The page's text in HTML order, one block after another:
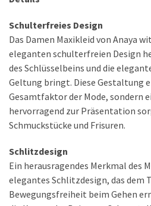
Schulterfreies Design
Das Damen Maxikleid von Anaya
eleganten schulterfreien Design
des Schlüsselbeins und die
Geltung bringt. Diese Gestaltung
Gesamtfaktor der Mode, sondern
hervorragend zur Präsentation
Schmuckstücke und Frisuren.
Schlitzdesign
Ein herausragendes Merkmal des
elegantes Schlitzdesign, das dem
Bewegungsfreiheit beim Gehen